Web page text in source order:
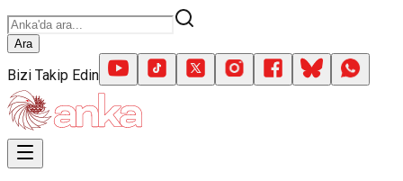
Ara
Bizi Takip Edin